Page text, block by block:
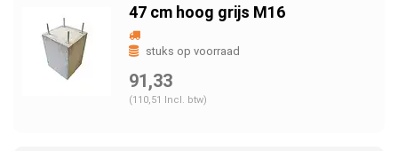
47 cm hoog grijs M16
stuks op voorraad
91,33
(110,51 Incl. btw)